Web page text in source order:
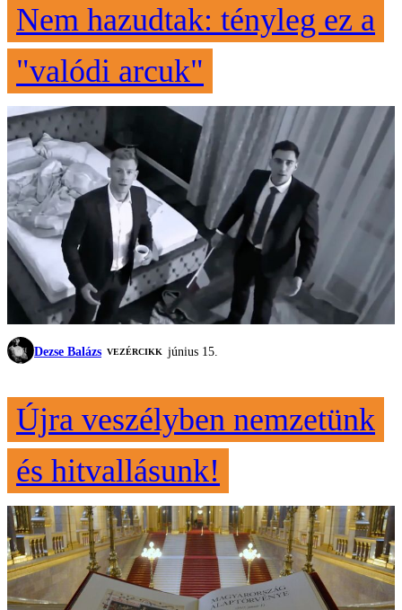
Nem hazudtak: tényleg ez a
"valódi arcuk"
Dezse Balázs VEZÉRCIKK június 15.
Újra veszélyben nemzetünk
és hitvallásunk!